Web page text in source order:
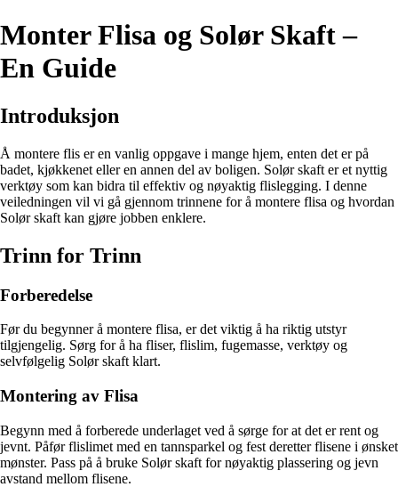
Monter Flisa og Solør Skaft –
En Guide
Introduksjon
Å montere flis er en vanlig oppgave i mange hjem, enten det er på
badet, kjøkkenet eller en annen del av boligen. Solør skaft er et nyttig
verktøy som kan bidra til effektiv og nøyaktig flislegging. I denne
veiledningen vil vi gå gjennom trinnene for å montere flisa og hvordan
Solør skaft kan gjøre jobben enklere.
Trinn for Trinn
Forberedelse
Før du begynner å montere flisa, er det viktig å ha riktig utstyr
tilgjengelig. Sørg for å ha fliser, flislim, fugemasse, verktøy og
selvfølgelig Solør skaft klart.
Montering av Flisa
Begynn med å forberede underlaget ved å sørge for at det er rent og
jevnt. Påfør flislimet med en tannsparkel og fest deretter flisene i ønsket
mønster. Pass på å bruke Solør skaft for nøyaktig plassering og jevn
avstand mellom flisene.